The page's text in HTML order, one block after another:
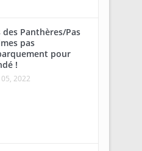
des Panthères/Pas
pas
pour
!
2022